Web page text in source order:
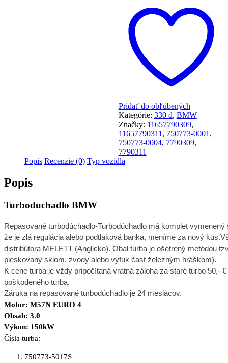
150kw
Pridať do obľúbených
Kategórie: 330 d, BMW
Značky: 11657790309,
11657790311 , 750773-0001 ,
750773-0004, 7790309,
7790311
Popis Recenzie (0) Typ vozidla
Popis
Turboduchadlo BMW
Repasované turbodúchadlo-Turbodúchadlo má komplet
že je zlá regulácia alebo podtlaková banka, meníme za nový
distribútora MELETT (Anglicko). Obal turba je ošetrený metódou
pieskovaný sklom, zvody alebo výfuk čast železným hráškom).
K cene turba je vždy pripočítaná vratná záloha za staré turbo 50,-
poškodeného turba.
Záruka na repasované turbodúchadlo je 24 mesiacov.
Motor: M57N EURO 4
Obsah: 3.0
Výkon: 150kW
Čísla turba:
750773-5017S